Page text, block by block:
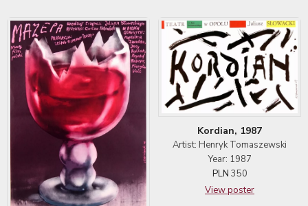
Kordian, 1987
Artist: Henryk Tomaszewski
Year: 1987
PLN 350
View poster